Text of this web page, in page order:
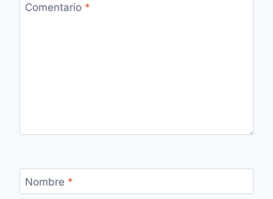
Comentario *
Nombre *